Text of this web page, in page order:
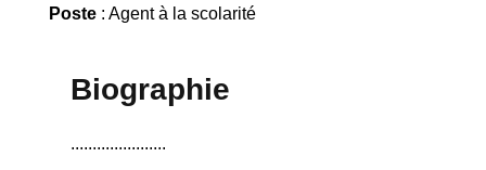
Poste: Agent à la scolarité
Biographie
......................